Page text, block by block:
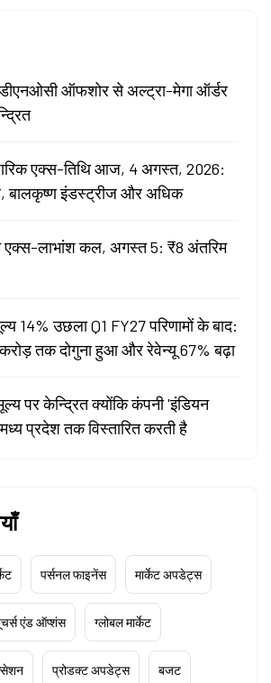
ऑफशोर से अल्ट्रा-मेगा ऑर्डर
एक्स-तिथि आज, 4 अगस्त, 2026:
बालकृष्ण इंडस्ट्रीज और अधिक
एक्स-लाभांश कल, अगस्त 5: ₹8 अंतरिम
14% उछला Q1 FY27 परिणामों के बाद:
तक दोगुना हुआ और रेवेन्यू 67% बढ़ा
पर केन्द्रित क्योंकि कंपनी 'इंडियन
प्रदेश तक विस्तारित करती है
पर्सनल फाइनेंस मार्केट अपडेट्स
एंड ऑप्शंस ग्लोबल मार्केट
प्रोडक्ट अपडेट्स बजट